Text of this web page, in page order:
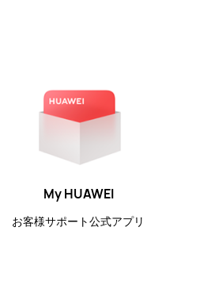
My HUAWEI
お客様サポート公式アプリ